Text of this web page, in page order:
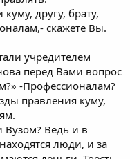
другу, брату,
скажете Вы.
учредителем
перед Вами вопрос
-Профессионалам?
правления куму,
Вузом? Ведь и в
люди, и за